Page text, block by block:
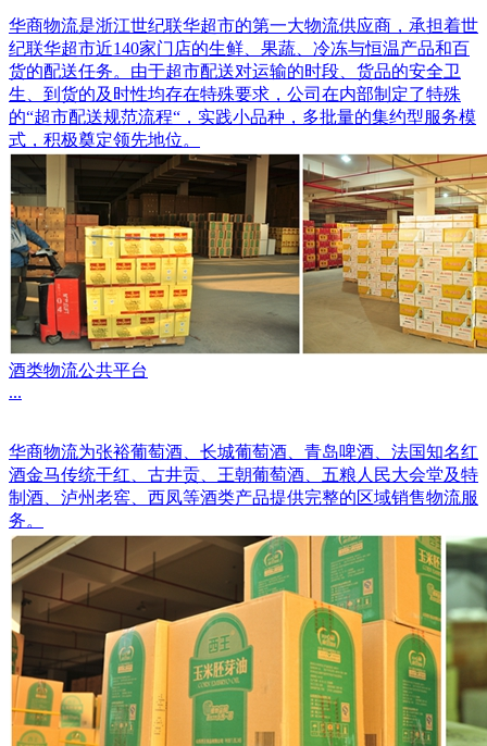
华商物流是浙江世纪联华超市的第一大物流供应商，承担着世
纪联华超市近140家门店的生鲜、果蔬、冷冻与恒温产品和百
货的配送任务。由于超市配送对运输的时段、货品的安全卫
生、到货的及时性均存在特殊要求，公司在内部制定了特殊
的“超市配送规范流程“，实践小品种，多批量的集约型服务模
式，积极奠定领先地位。
酒类物流公共平台
...
华商物流为张裕葡萄酒、长城葡萄酒、青岛啤酒、法国知名红
酒金马传统干红、古井贡、王朝葡萄酒、五粮人民大会堂及特
制酒、泸州老窖、西凤等酒类产品提供完整的区域销售物流服
务。